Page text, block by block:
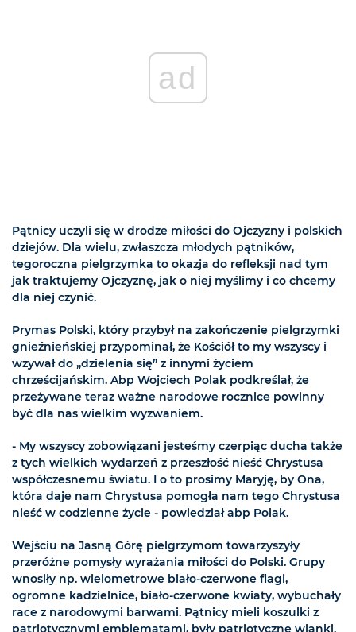
ad
Pątnicy uczyli się w drodze miłości do Ojczyzny i polskich
dziejów. Dla wielu, zwłaszcza młodych pątników,
tegoroczna pielgrzymka to okazja do refleksji nad tym
jak traktujemy Ojczyznę, jak o niej myślimy i co chcemy
dla niej czynić.
Prymas Polski, który przybył na zakończenie pielgrzymki
gnieźnieńskiej przypominał, że Kościół to my wszyscy i
wzywał do „dzielenia się” z innymi życiem
chrześcijańskim. Abp Wojciech Polak podkreślał, że
przeżywane teraz ważne narodowe rocznice powinny
być dla nas wielkim wyzwaniem.
- My wszyscy zobowiązani jesteśmy czerpiąc ducha także
z tych wielkich wydarzeń z przeszłość nieść Chrystusa
współczesnemu światu. I o to prosimy Maryję, by Ona,
która daje nam Chrystusa pomogła nam tego Chrystusa
nieść w codzienne życie - powiedział abp Polak.
Wejściu na Jasną Górę pielgrzymom towarzyszyły
przeróżne pomysły wyrażania miłości do Polski. Grupy
wnosiły np. wielometrowe biało-czerwone flagi,
ogromne kadzielnice, biało-czerwone kwiaty, wybuchały
race z narodowymi barwami. Pątnicy mieli koszulki z
patriotycznymi emblematami, były patriotyczne wianki.